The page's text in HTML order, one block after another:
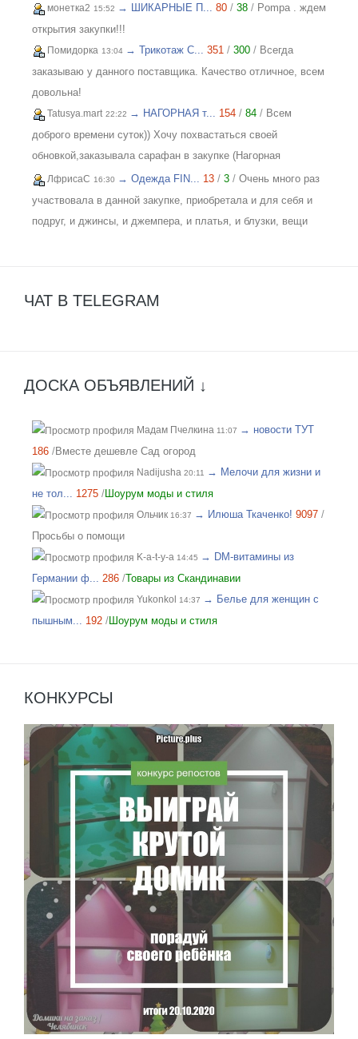
монетка2 15:52 → ШИКАРНЫЕ П... 80 / 38 / Pompa . ждем
открытия закупки!!!
Помидорка 13:04 → Трикотаж C... 351 / 300 / Всегда
заказываю у данного поставщика. Качество отличное, всем
довольна!
Tatusya.mart 22:22 → НАГОРНАЯ т... 154 / 84 / Всем
доброго времени суток)) Хочу похвастаться своей
обновкой,заказывала сарафан в закупке (Нагорная
трикотаж) и осталась в полном восторге от качества))
Соответствие размерности и качество Выше всяких
похвал))
ЛфрисаС 16:30 → Одежда FIN... 13 / 3 / Очень много раз
участвовала в данной закупке, приобретала и для себя и
подруг, и джинсы, и джемпера, и платья, и блузки, вещи
ЧАТ В TELEGRAM
ДОСКА ОБЪЯВЛЕНИЙ ↓
Мадам Пчелкина 11:07 → новости ТУТ
186 /Вместе дешевле Сад огород
Nadijusha 20:11 → Мелочи для жизни и
не тол... 1275 /Шоурум моды и стиля
Ольчик 16:37 → Илюша Ткаченко! 9097 /
Просьбы о помощи
K-a-t-y-a 14:45 → DM-витамины из
Германии ф... 286 /Товары из Скандинавии
Yukonkol 14:37 → Белье для женщин с
пышным... 192 /Шоурум моды и стиля
КОНКУРСЫ